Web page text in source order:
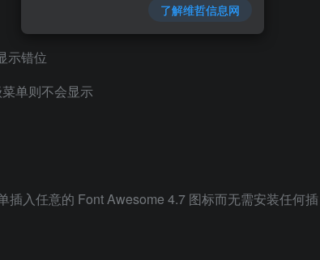
示错位
单则不会显示
入任意的 Font Awesome 4.7 图标而无需安装任何插
了解维哲信息网